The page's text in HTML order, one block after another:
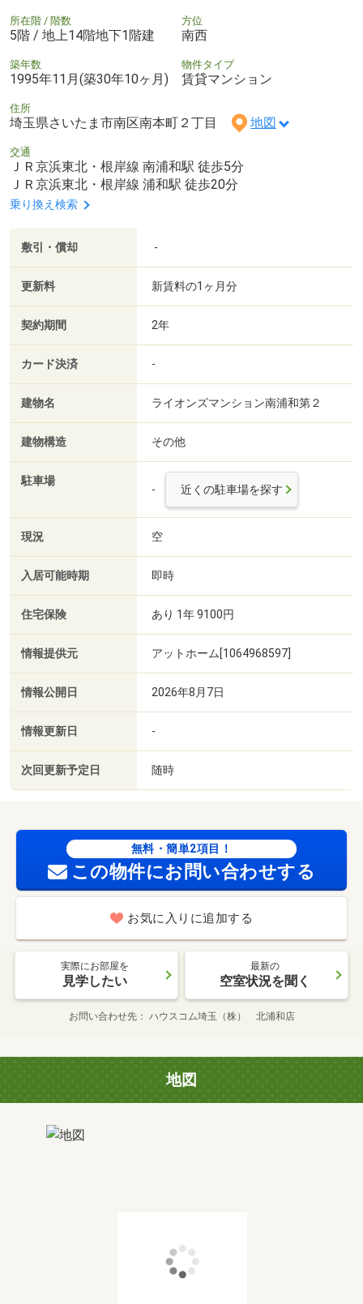
所在階 / 階数
5階 / 地上14階地下1階建
方位
南西
築年数
1995年11月(築30年10ヶ月)
物件タイプ
賃貸マンション
住所
埼玉県さいたま市南区南本町２丁目 地図
交通
ＪＲ京浜東北・根岸線 南浦和駅 徒歩5分
ＪＲ京浜東北・根岸線 浦和駅 徒歩20分
乗り換え検索
敷引・償却 -
更新料 新賃料の1ヶ月分
契約期間 2年
カード決済 -
建物名 ライオンズマンション南浦和第２
建物構造 その他
駐車場
- 近くの駐車場を探す
現況 空
入居可能時期 即時
住宅保険 あり 1年 9100円
情報提供元 アットホーム[1064968597]
情報公開日 2026年8月7日
情報更新日 -
次回更新予定日 随時
無料・簡単2項目！
この物件にお問い合わせする
お気に入りに追加する
実際にお部屋を
見学したい
最新の
空室状況を聞く
お問い合わせ先 ハウスコム埼玉（株） 北浦和店
地図